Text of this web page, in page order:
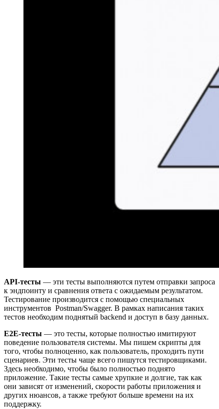
API-тесты — эти тесты выполняются путем отправки запроса
к эндпоинту и сравнения ответа с ожидаемым результатом.
Тестирование производится с помощью специальных
инструментов Postman/Swagger. В рамках написания таких
тестов необходим поднятый backend и доступ в базу данных.
E2E-тесты — это тесты, которые полностью имитируют
поведение пользователя системы. Мы пишем скрипты для
того, чтобы полноценно, как пользователь, проходить пути
сценариев. Эти тесты чаще всего пишутся тестировщиками.
Здесь необходимо, чтобы было полностью поднято
приложение. Такие тесты самые хрупкие и долгие, так как
они зависят от изменений, скорости работы приложения и
других нюансов, а также требуют больше времени на их
поддержку.